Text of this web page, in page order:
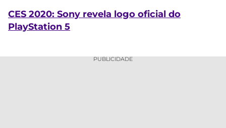
CES 2020: Sony revela logo oficial do
PlayStation 5
PUBLICIDADE